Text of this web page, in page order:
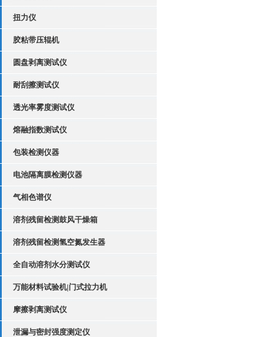
扭力仪
胶粘带压辊机
圆盘剥离测试仪
耐刮擦测试仪
透光率雾度测试仪
熔融指数测试仪
包装检测仪器
电池隔离膜检测仪器
气相色谱仪
溶剂残留检测鼓风干燥箱
溶剂残留检测氢空氮发生器
全自动溶剂水分测试仪
万能材料试验机|门式拉力机
摩擦剥离测试仪
泄漏与密封强度测定仪